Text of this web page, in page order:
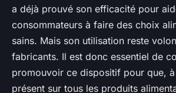
a déjà prouvé son efficacité pour
consommateurs à faire des choix
sains. Mais son utilisation reste
fabricants. Il est donc essentiel de
promouvoir ce dispositif pour que,
présent sur tous les produits